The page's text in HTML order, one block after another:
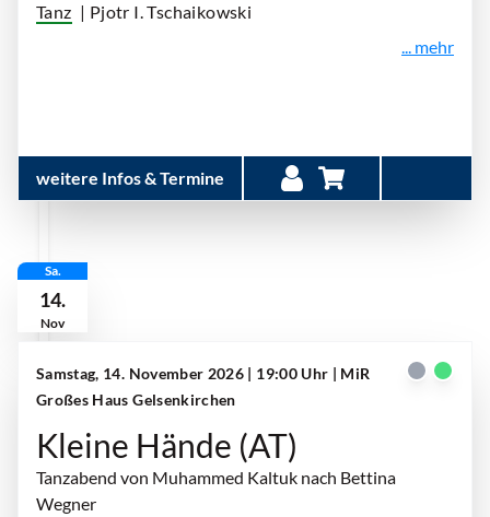
Tanz | Pjotr I. Tschaikowski
... mehr
weitere Infos & Termine
Sa.
14.
Nov
Samstag, 14. November 2026 | 19:00 Uhr | MiR
Großes Haus Gelsenkirchen
Kleine Hände (AT)
Tanzabend von Muhammed Kaltuk nach Bettina
Wegner